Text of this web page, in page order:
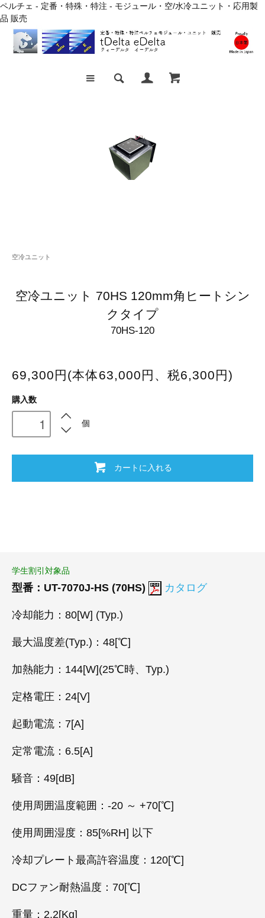
ペルチェ - 定番・特殊・特注 - モジュール・空/水冷ユニット・応用製
品 販売
空冷ユニット
空冷ユニット 70HS 120mm角ヒートシン
クタイプ
70HS-120
69,300円(本体63,000円、税6,300円)
購入数
個
カートに入れる
学生割引対象品
型番：UT-7070J-HS (70HS) カタログ
冷却能力：80[W] (Typ.)
最大温度差(Typ.)：48[℃]
加熱能力：144[W](25℃時、Typ.)
定格電圧：24[V]
起動電流：7[A]
定常電流：6.5[A]
騒音：49[dB]
使用周囲温度範囲：-20 ～ +70[℃]
使用周囲湿度：85[%RH] 以下
冷却プレート最高許容温度：120[℃]
DCファン耐熱温度：70[℃]
重量：2.2[Kg]